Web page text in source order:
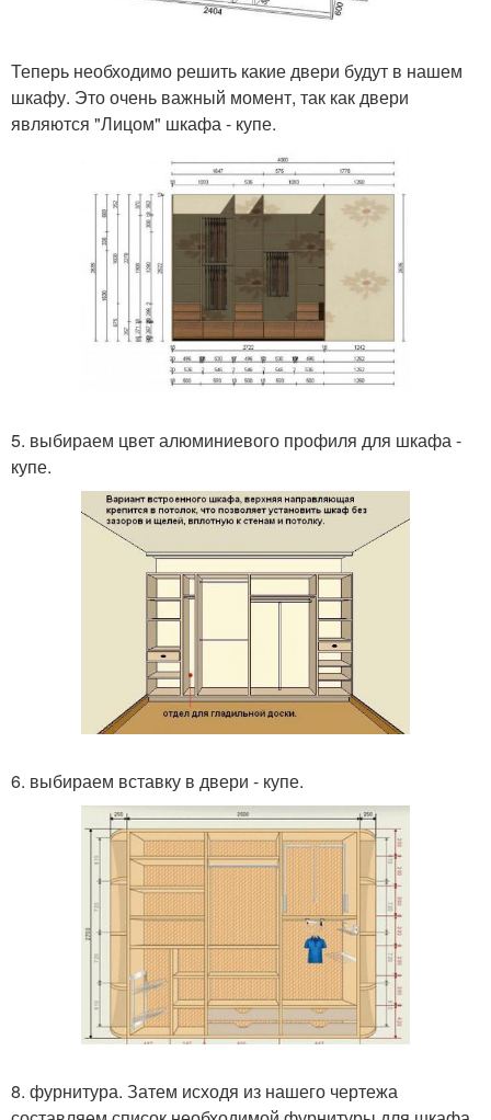
Теперь необходимо решить какие двери будут в нашем
шкафу. Это очень важный момент, так как двери
являются "Лицом" шкафа - купе.
5. выбираем цвет алюминиевого профиля для шкафа -
купе.
6. выбираем вставку в двери - купе.
8. фурнитура. Затем исходя из нашего чертежа